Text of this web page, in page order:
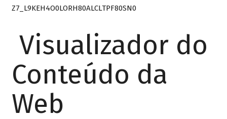
Z7_L9KEH4O0LORH80ALCLTPF80SN0
Visualizador do
Conteúdo da
Web